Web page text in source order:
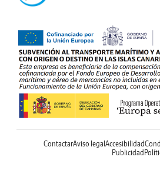
ContactarAviso legal Accesibilidad
Publicidad